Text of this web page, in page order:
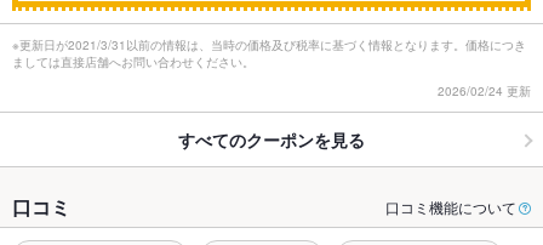
※更新日が2021/3/31以前の情報は、当時の価格及び税率に基づく情報となります。価格につき
ましては直接店舗へお問い合わせください。
2026/02/24 更新
すべてのクーポンを見る
口コミ 口コミ機能について